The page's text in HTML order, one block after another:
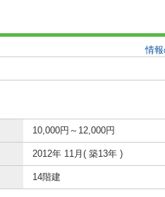
情
10,000円～12,000円
2012年 11月( 築13年 )
14階建